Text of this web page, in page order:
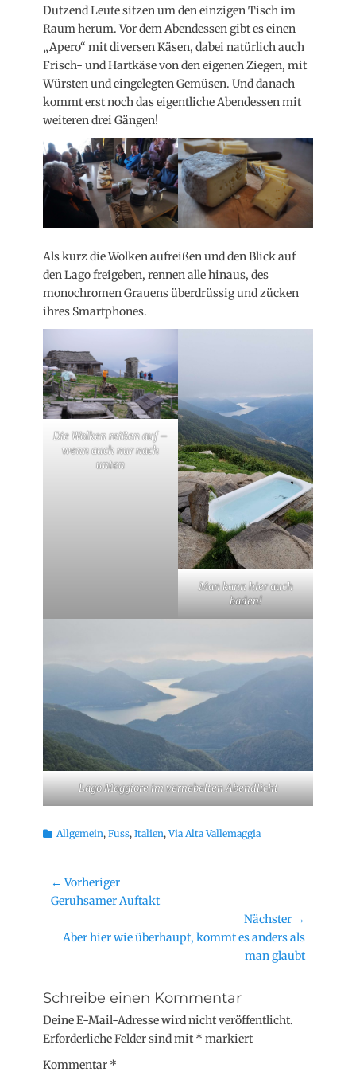
Dutzend Leute sitzen um den einzigen Tisch im
Raum herum. Vor dem Abendessen gibt es einen
„Apero“ mit diversen Käsen, dabei natürlich auch
Frisch- und Hartkäse von den eigenen Ziegen, mit
Würsten und eingelegten Gemüsen. Und danach
kommt erst noch das eigentliche Abendessen mit
weiteren drei Gängen!
Als kurz die Wolken aufreißen und den Blick auf
den Lago freigeben, rennen alle hinaus, des
monochromen Grauens überdrüssig und zücken
ihres Smartphones.
Die Wolken reißen auf –
wenn auch nur nach
unten
Man kann hier auch
baden!
Lago Maggiore im vernebelten Abendlicht
Kategorien
Allgemein, Fuss, Italien,Via Alta Vallemaggia
Beitragsnavigation
← Vorheriger
Vorheriger
Geruhsamer Auftakt
Nächster →
Nächster
Aber hier wie überhaupt, kommt es anders als
man glaubt
Schreibe einen Kommentar
Deine E-Mail-Adresse wird nicht veröffentlicht.
Erforderliche Felder sind mit * markiert
Kommentar *